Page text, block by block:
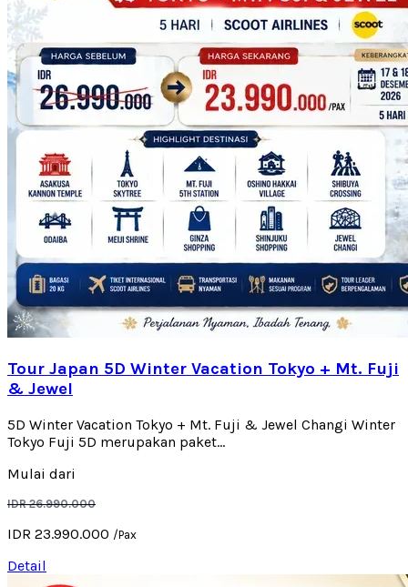
Tour Japan 5D Winter Vacation Tokyo + Mt. Fuji
& Jewel
5D Winter Vacation Tokyo + Mt. Fuji & Jewel Changi Winter
Tokyo Fuji 5D merupakan paket...
Mulai dari
IDR 26.990.000
IDR 23.990.000 /Pax
Detail